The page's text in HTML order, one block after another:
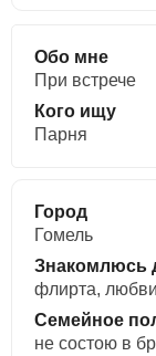
Обо мне
При встрече
Кого ищу
Парня
Город
Гомель
Знакомлюсь
флирта,
Семейное
не состою в